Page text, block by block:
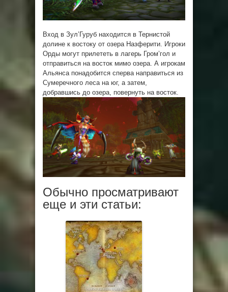
Вход в Зул’Гуруб находится в Тернистой
долине к востоку от озера Назферити. Игроки
Орды могут прилететь в лагерь Гром’гол и
отправиться на восток мимо озера. А игрокам
Альянса понадобится сперва направиться из
Сумеречного леса на юг, а затем,
добравшись до озера, повернуть на восток.
Обычно просматривают
еще и эти статьи: